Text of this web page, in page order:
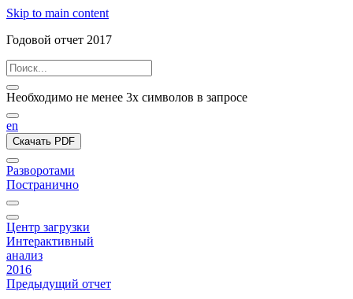
Skip to main content
Годовой отчет 2017
Необходимо не менее 3х символов в запросе
en
Скачать PDF
Разворотами
Постранично
Центр загрузки
Интерактивный
анализ
2016
Предыдущий отчет